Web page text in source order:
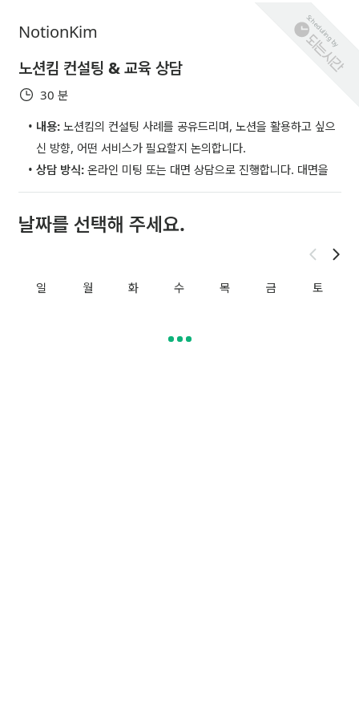
NotionKim
노션킴 컨설팅 & 교육 상담
30 분
내용: 노션킴의 컨설팅 사례를 공유드리며, 노션을 활용하고 싶으
신 방향, 어떤 서비스가 필요할지 논의합니다.
상담 방식: 온라인 미팅 또는 대면 상담으로 진행합니다. 대면을
원하실 경우, 상담을 원하시는 주소를 입력해 주세요 .
예약 페이지 이용이 어려우실 경우,
o@notionkim.com 으로 연락 주시면, 상담 도와드리겠습니다
날짜를 선택해 주세요.
일 월 화 수 목 금 토
Scheduling by